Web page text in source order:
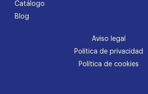
Catálogo
Blog
Aviso legal
Política de privacidad
Política de cookies